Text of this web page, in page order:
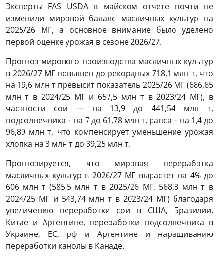
Эксперты FAS USDA в майском отчете почти не
изменили мировой баланс масличных культур на
2025/26 МГ, а основное внимание было уделено
первой оценке урожая в сезоне 2026/27.
Прогноз мирового производства масличных культур
в 2026/27 МГ повышен до рекордных 718,1 млн т, что
на 19,6 млн т превысит показатель 2025/26 МГ (686,65
млн т в 2024/25 МГ и 657,5 млн т в 2023/24 МГ), в
частности сои — на 13,9 до 441,54 млн т,
подсолнечника – на 7 до 61,78 млн т, рапса – на 1,4 до
96,89 млн т, что компенсирует уменьшение урожая
хлопка на 3 млн т до 39,25 млн т.
Прогнозируется, что мировая переработка
масличных культур в 2026/27 МГ вырастет на 4% до
606 млн т (585,5 млн т в 2025/26 МГ, 568,8 млн т в
2024/25 МГ и 543,74 млн т в 2023/24 МГ) благодаря
увеличению переработки сои в США, Бразилии,
Китае и Аргентине, переработки подсолнечника в
Украине, ЕС, рф и Аргентине и наращиванию
переработки канолы в Канаде.